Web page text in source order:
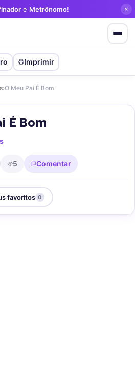
e Metrônomo!
Imprimir
›O Meu Pai É Bom
É Bom
5 Comentar
favoritos 0